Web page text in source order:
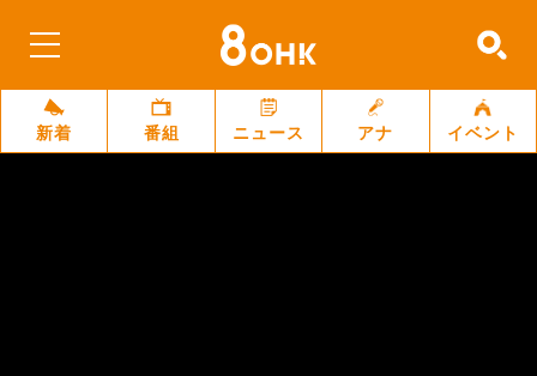
新着 番組 ニュース アナ イベント